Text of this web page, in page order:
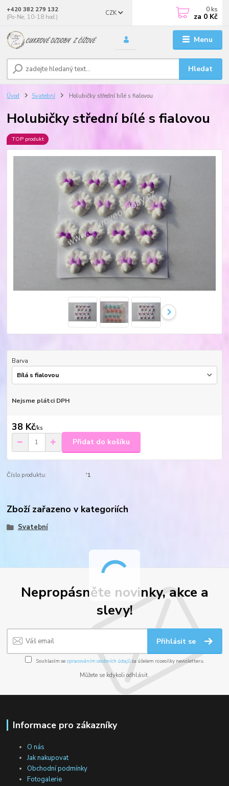
Menu
CZK
Hledat
+420 382 279 132
(Po-Ne, 10-18 hod.)
0 ks
za 0 Kč
Úvod Svatební Holubičky střední bílé s fialovou
Holubičky střední bílé s fialovou
TOP produkt
Barva
Nejsme plátci DPH
38 Kč/ks
Přidat do košíku
Číslo produktu: '1
Zboží zařazeno v kategoriích
Svatební
Nepropásněte novinky, akce a
slevy!
Přihlásit se
Souhlasím se zpracováním osobních údajůza účelem rozesílky newsletteru.
Můžete se kdykoli odhlásit.
Informace pro zákazníky
O nás
Jak nakupovat
Obchodní podmínky
Fotogalerie